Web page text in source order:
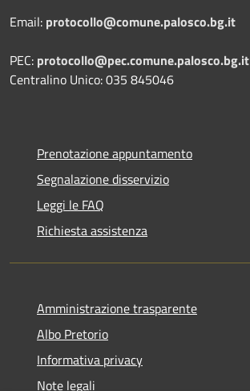
Email: protocollo@comune.palosco.bg.it
PEC: protocollo@pec.comune.palosco.bg.it
Centralino Unico: 035 845046
Prenotazione appuntamento
Segnalazione disservizio
Leggi le FAQ
Richiesta assistenza
Amministrazione trasparente
Albo Pretorio
Informativa privacy
Note legali